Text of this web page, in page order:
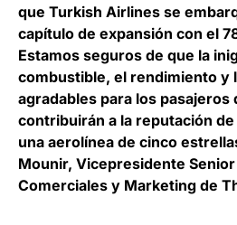
que Turkish Airlines se
capítulo de expansión con el
Estamos seguros de que la
combustible, el rendimiento y
agradables para los pasajeros
contribuirán a la reputación
una aerolínea de cinco
Mounir, Vicepresidente
Comerciales y Marketing de